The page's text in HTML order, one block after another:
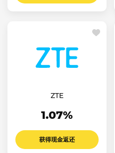
ZTE
1.07%
获得现金返还